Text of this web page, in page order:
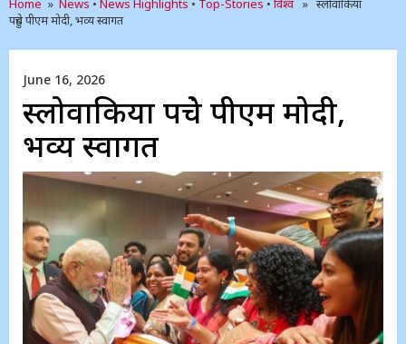
Home » News • News Highlights • Top-Stories • विश्व» स्लोवाकिया
पहुंचे पीएम मोदी, भव्य स्वागत
June 16, 2026
स्लोवाकिया पहुंचे पीएम मोदी,
भव्य स्वागत